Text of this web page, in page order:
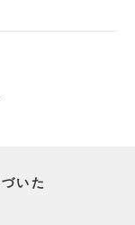
いた